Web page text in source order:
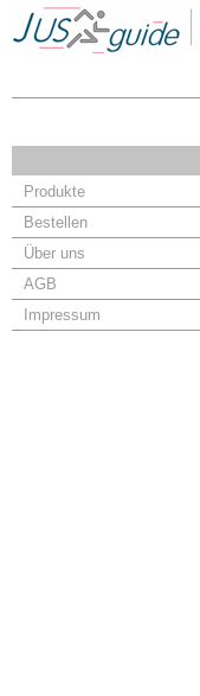
Produkte
Bestellen
Über uns
AGB
Impressum